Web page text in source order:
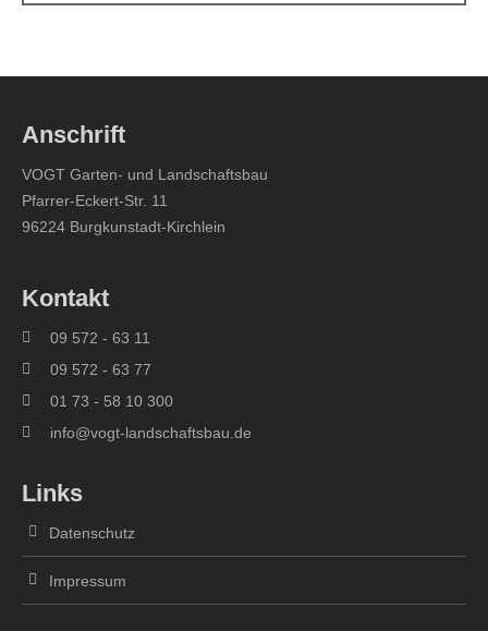
Anschrift
VOGT Garten- und Landschaftsbau
Pfarrer-Eckert-Str. 11
96224 Burgkunstadt-Kirchlein
Kontakt
09 572 - 63 11
09 572 - 63 77
01 73 - 58 10 300
info@vogt-landschaftsbau.de
Links
Datenschutz
Impressum